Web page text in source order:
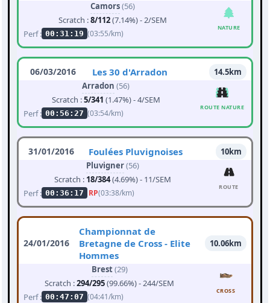
Camors(56)
Scratch :8/112(7.14%) - 2/SEM
Perf : 00:31:19 (03:55/km)
NATURE
06/03/2016 Les 30 d'Arradon
14.5km
Arradon (56)
Scratch :5/341 (1.47%) - 4/SEM
Perf : 00:56:27 (03:54/km)
ROUTE NATURE
31/01/2016 Foulées Pluvignoises
10km
Pluvigner(56)
Scratch : 18/384(4.69%) - 11/SEM
Perf : 00:36:17 RP(03:38/km)
ROUTE
24/01/2016
Championnat de
Bretagne de Cross - Elite
Hommes
10.06km
Brest(29)
Scratch :294/295(99.66%) - 244/SEM
Perf : 00:47:07 (04:41/km)
CROSS